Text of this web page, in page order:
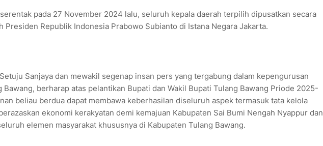
pada 27 November 2024 lalu, seluruh kepala daerah terpilih dipusatkan secara
Presiden Republik Indonesia Prabowo Subianto di Istana Negara Jakarta.
Sanjaya dan mewakil segenap insan pers yang tergabung dalam kepengurusan
Bawang, berharap atas pelantikan Bupati dan Wakil Bupati Tulang Bawang Priode 2025-
beliau berdua dapat membawa keberhasilan diseluruh aspek termasuk tata kelola
ekonomi kerakyatan demi kemajuan Kabupaten Sai Bumi Nengah Nyappur dan
elemen masyarakat khususnya di Kabupaten Tulang Bawang.